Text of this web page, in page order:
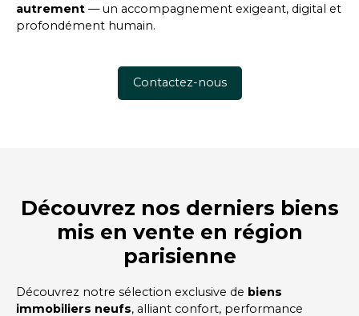
autrement — un accompagnement exigeant, digital et
profondément humain.
Contactez-nous
Découvrez nos derniers biens
mis en vente en région
parisienne
Découvrez notre sélection exclusive de biens
immobiliers neufs, alliant confort, performance